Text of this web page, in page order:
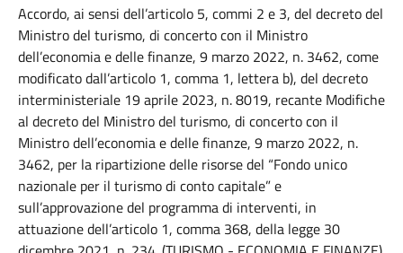
Accordo, ai sensi dell’articolo 5, commi 2 e 3, del decreto del
Ministro del turismo, di concerto con il Ministro
dell’economia e delle finanze, 9 marzo 2022, n. 3462, come
modificato dall’articolo 1, comma 1, lettera b), del decreto
interministeriale 19 aprile 2023, n. 8019, recante Modifiche
al decreto del Ministro del turismo, di concerto con il
Ministro dell’economia e delle finanze, 9 marzo 2022, n.
3462, per la ripartizione delle risorse del “Fondo unico
nazionale per il turismo di conto capitale” e
sull’approvazione del programma di interventi, in
attuazione dell’articolo 1, comma 368, della legge 30